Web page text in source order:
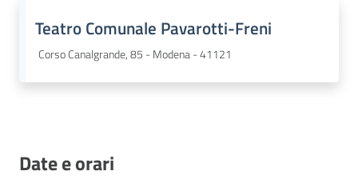
Teatro Comunale Pavarotti-Freni
Corso Canalgrande, 85 - Modena - 41121
Date e orari